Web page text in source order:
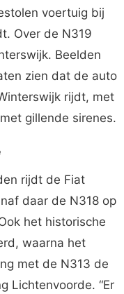
voertuig bij
Over de N319
Beelden
zien dat de auto
rijdt, met
gillende sirenes.
rijdt de Fiat
daar de N318 op
het historische
waarna het
met de N313 de
Lichtenvoorde. “Er